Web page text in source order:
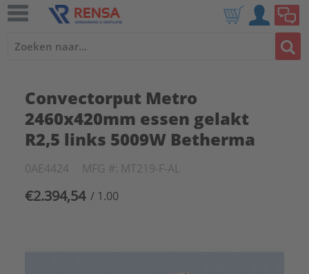
Convectorput Metro
2460x420mm essen gelakt
R2,5 links 5009W Betherma
0AE4424 MFG #: MT219-F-AL
€2.394,54 / 1.00